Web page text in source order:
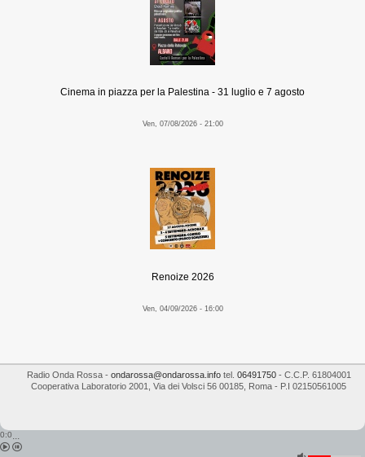
Cinema in piazza per la Palestina - 31 luglio e 7 agosto
Ven, 07/08/2026 - 21:00
Renoize 2026
Ven, 04/09/2026 - 16:00
Radio Onda Rossa- ondarossa@ondarossa.infotel. 06491750- C.C.P. 61804001
Cooperativa Laboratorio 2001
Via dei Volsci 56 00185 Roma - P.I 02150561005
0:0...